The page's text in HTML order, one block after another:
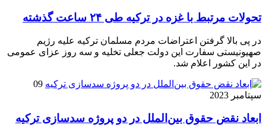
تحولات مرتبط با غزه در ترکیه طی ۲۴ ساعت گذشته
در پی بالا گرفتن اعتراضات مردم مسلمان ترکیه علیه رژیم
صهیونیستی سفارت این دولت جعلی تخلیه و سه روز عزای عمومی
در این کشور اعلام شد.
09
سپتامبر 2023
ابعاد نقض حقوق بین‌الملل در دو پروژه سدسازی ترکیه